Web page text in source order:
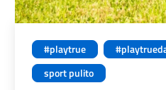
#playtrue
sport pulito